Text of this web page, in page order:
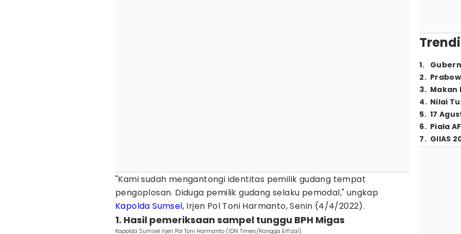
"Kami sudah mengantongi identitas pemilik gudang tempat
pengoplosan. Diduga pemilik gudang selaku pemodal," ungkap
Kapolda Sumsel, Irjen Pol Toni Harmanto, Senin (4/4/2022).
1. Hasil pemeriksaan sampel tunggu BPH Migas
Kapolda Sumsel Irjen Pol Toni Harmanto (IDN Times/Rangga Erfizal)
1.
2.
3. Makan
4. Nilai
5. 17
6. Piala
7. GIIAS